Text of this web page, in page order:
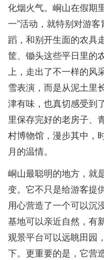
化烟火气。峒山在假期
一”活动，就特别对游
蹈，和别开生面的农具
筐、锄头这些平日里的
上，走出了不一样的风
雪表演，而是从泥土里
津有味，也真切感受到
里保存完好的老房子、
村博物馆，漫步其中，
月的温情。
峒山最聪明的地方，就
变。它不只是给游客提
用心营造了一个可以沉
基地可以亲近自然，有
观景平台可以远眺田园
下。更重要的是，它营